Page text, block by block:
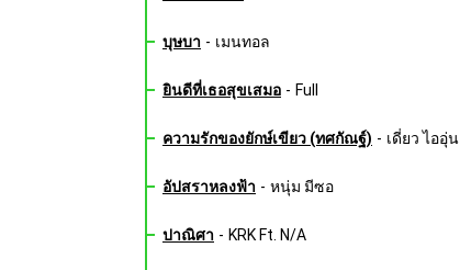
บุษบา - เมนทอล
ยินดีที่เธอสุขเสมอ - Full
ความรักของยักษ์เขียว (ทศกัณฐ์) - เดี่ยว ไออุ่น
อัปสราหลงฟ้า - หนุ่ม มีซอ
ปาณิศา - KRK Ft. N/A